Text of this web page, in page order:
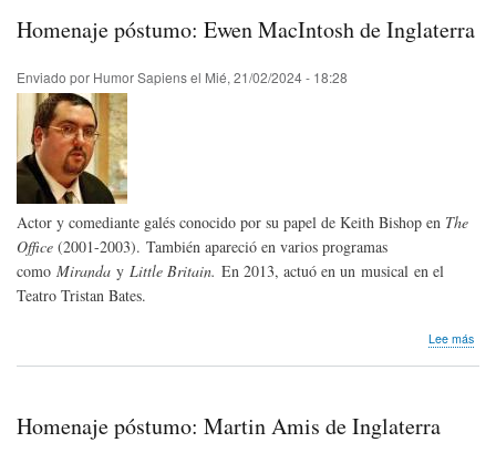
de
Homenaje póstumo: Ewen MacIntosh de Inglaterra
Enviado por Humor Sapiensel Mié, 21/02/2024 - 18:28
Actor y comediante galés conocido por su papel de Keith Bishop en The
Office (2001-2003). También apareció en varios programas
como Miranda y Little Britain. En 2013, actuó en un musical en el
Teatro Tristan Bates.
Lee más
Homenaje póstumo: Martin Amis de Inglaterra